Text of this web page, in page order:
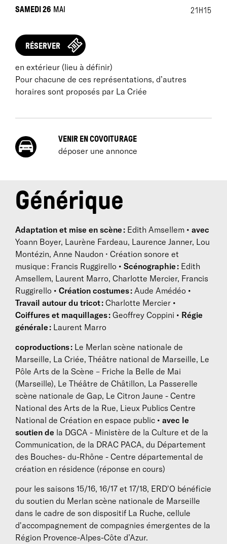
SAMEDI 26 MAI 21H15
RÉSERVER
en extérieur (lieu à définir)
Pour chacune de ces représentations, d’autres
horaires sont proposés par La Criée
VENIR EN COVOITURAGE
déposer une annonce
Générique
Adaptation et mise en scène : Edith Amsellem • avec
Yoann Boyer, Laurène Fardeau, Laurence Janner, Lou
Montézin, Anne Naudon • Création sonore et
musique : Francis Ruggirello • Scénographie : Edith
Amsellem, Laurent Marro, Charlotte Mercier, Francis
Ruggirello • Création costumes : Aude Amédéo •
Travail autour du tricot : Charlotte Mercier •
Coiffures et maquillages : Geoffrey Coppini • Régie
générale : Laurent Marro
coproductions : Le Merlan scène nationale de
Marseille, La Criée, Théâtre national de Marseille, Le
Pôle Arts de la Scène – Friche la Belle de Mai
(Marseille), Le Théâtre de Châtillon, La Passerelle
scène nationale de Gap, Le Citron Jaune - Centre
National des Arts de la Rue, Lieux Publics Centre
National de Création en espace public • avec le
soutien de la DGCA - Ministère de la Culture et de la
Communication, de la DRAC PACA, du Département
des Bouches- du-Rhône - Centre départemental de
création en résidence (réponse en cours)
pour les saisons 15/16, 16/17 et 17/18, ERD'O bénéficie
du soutien du Merlan scène nationale de Marseille
dans le cadre de son dispositif La Ruche, cellule
d'accompagnement de compagnies émergentes de la
Région Provence-Alpes-Côte d’Azur.